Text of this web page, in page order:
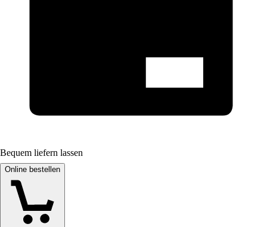
Bequem liefern lassen
Online bestellen